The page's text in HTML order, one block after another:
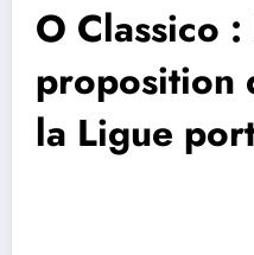
O Classico
proposition
la Ligue